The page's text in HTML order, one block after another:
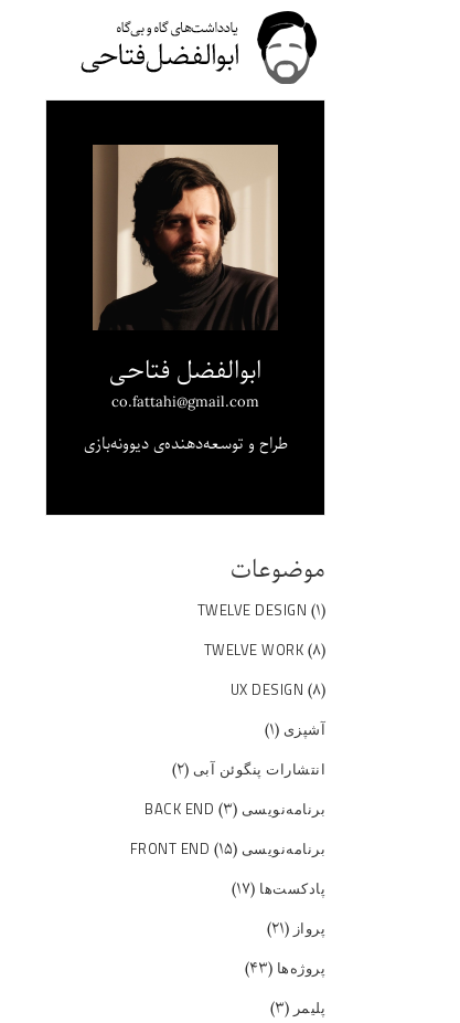
ابوالفضل فتاحی
co.fattahi@gmail.com
طراح و توسعه‌دهنده‌ی دیوونه‌بازی
موضوعات
TWELVE DESIGN (۱)
TWELVE WORK (۸)
UX DESIGN (۸)
آشپزی (۱)
انتشارات پنگوئن آبی (۲)
برنامه‌نویسی BACK END (۳)
برنامه‌نویسی FRONT END (۱۵)
پادکست‌ها (۱۷)
پرواز(۲۱)
پروژه‌ها (۴۳)
پلیمر(۳)